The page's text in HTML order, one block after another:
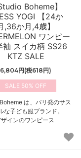
Boheme】
YOGI 【24か
,36か月,4歳】
ワンピー
袖 スイカ柄 SS26
KTZ SALE
6,804円(税618円)
50%
は、パリ発のサス
な子ども服ブランド。
インのワンピース